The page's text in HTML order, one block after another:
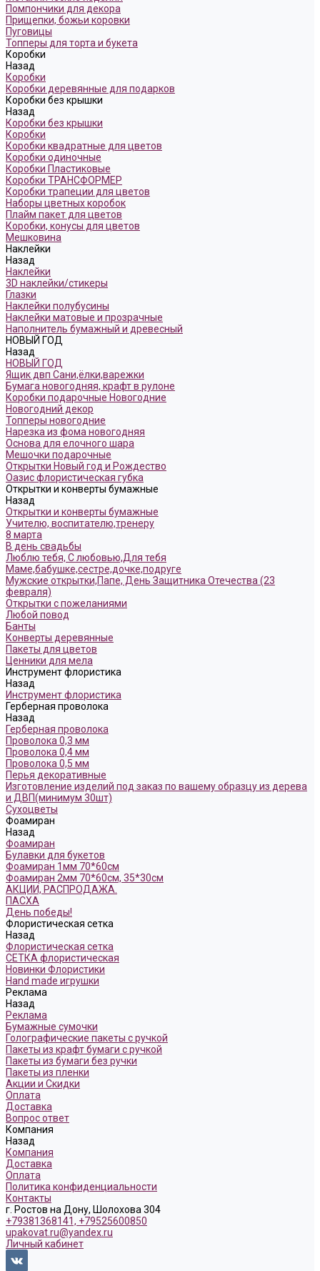
Помпончики для декора
Прищепки, божьи коровки
Пуговицы
Топперы для торта и букета
Коробки
Назад
Коробки
Коробки деревянные для подарков
Коробки без крышки
Назад
Коробки без крышки
Коробки
Коробки квадратные для цветов
Коробки одиночные
Коробки Пластиковые
Коробки ТРАНСФОРМЕР
Коробки трапеции для цветов
Наборы цветных коробок
Плайм пакет для цветов
Коробки, конусы для цветов
Мешковина
Наклейки
Назад
Наклейки
3D наклейки/стикеры
Глазки
Наклейки полубусины
Наклейки матовые и прозрачные
Наполнитель бумажный и древесный
НОВЫЙ ГОД
Назад
НОВЫЙ ГОД
Ящик двп Сани,ёлки,варежки
Бумага новогодняя, крафт в рулоне
Коробки подарочные Новогодние
Новогодний декор
Топперы новогодние
Нарезка из фома новогодняя
Основа для елочного шара
Мешочки подарочные
Открытки Новый год и Рождество
Оазис флористическая губка
Открытки и конверты бумажные
Назад
Открытки и конверты бумажные
Учителю, воспитателю,тренеру
8 марта
В день свадьбы
Люблю тебя, С любовью,Для тебя
Маме,бабушке,сестре,дочке,подруге
Мужские открытки,Папе, День Защитника Отечества (23
февраля)
Открытки с пожеланиями
Любой повод
Банты
Конверты деревянные
Пакеты для цветов
Ценники для мела
Инструмент флористика
Назад
Инструмент флористика
Герберная проволока
Назад
Герберная проволока
Проволока 0,3 мм
Проволока 0,4 мм
Проволока 0,5 мм
Перья декоративные
Изготовление изделий под заказ по вашему образцу из дерева
и ДВП(минимум 30шт)
Сухоцветы
Фоамиран
Назад
Фоамиран
Булавки для букетов
Фоамиран 1мм 70*60см
Фоамиран 2мм 70*60см, 35*30см
АКЦИИ, РАСПРОДАЖА.
ПАСХА
День победы!
Флористическая сетка
Назад
Флористическая сетка
СЕТКА флористическая
Новинки Флористики
Hand made игрушки
Реклама
Назад
Реклама
Бумажные сумочки
Голографические пакеты с ручкой
Пакеты из крафт бумаги с ручкой
Пакеты из бумаги без ручки
Пакеты из пленки
Акции и Скидки
Оплата
Доставка
Вопрос ответ
Компания
Назад
Компания
Доставка
Оплата
Политика конфиденциальности
Контакты
г. Ростов на Дону, Шолохова 304
+79381368141, +79525600850
upakovat.ru@yandex.ru
Личный кабинет